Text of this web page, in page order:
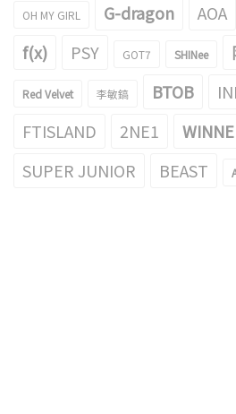
OH MY GIRL G-dragon AOA
f(x) PSY GOT7 SHINee
Red Velvet 李敏鎬 BTOB
FTISLAND
2NE1
SUPER JUNIOR BEAST